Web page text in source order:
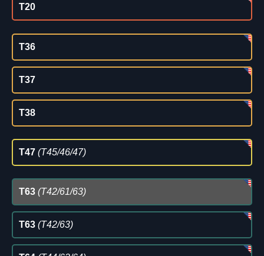
T20
T36
T37
T38
T47 (T45/46/47)
T63 (T42/61/63)
T63 (T42/63)